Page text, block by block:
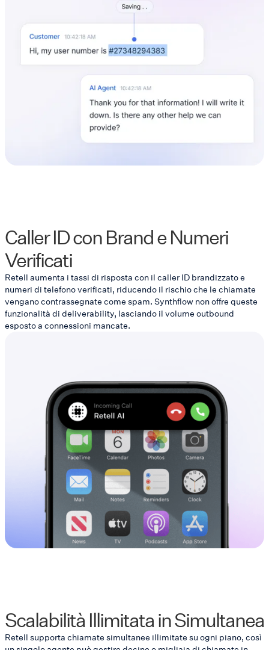
Caller ID con Brand e Numeri
Verificati
Retell aumenta i tassi di risposta con il caller ID brandizzato e
numeri di telefono verificati, riducendo il rischio che le chiamate
vengano contrassegnate come spam. Synthflow non offre queste
funzionalità di deliverability, lasciando il volume outbound
esposto a connessioni mancate.
Scalabilità Illimitata in Simultanea
Retell supporta chiamate simultanee illimitate su ogni piano, così